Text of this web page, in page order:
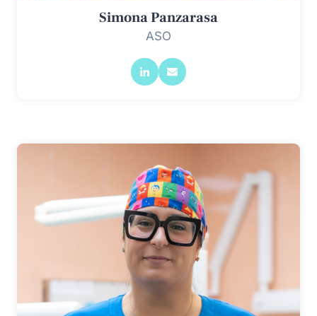
Simona Panzarasa
ASO